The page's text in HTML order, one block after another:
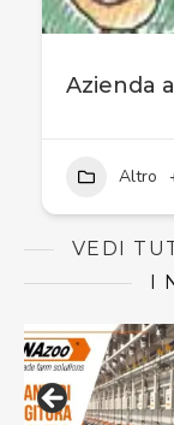
Azienda
Altro
VEDI
I